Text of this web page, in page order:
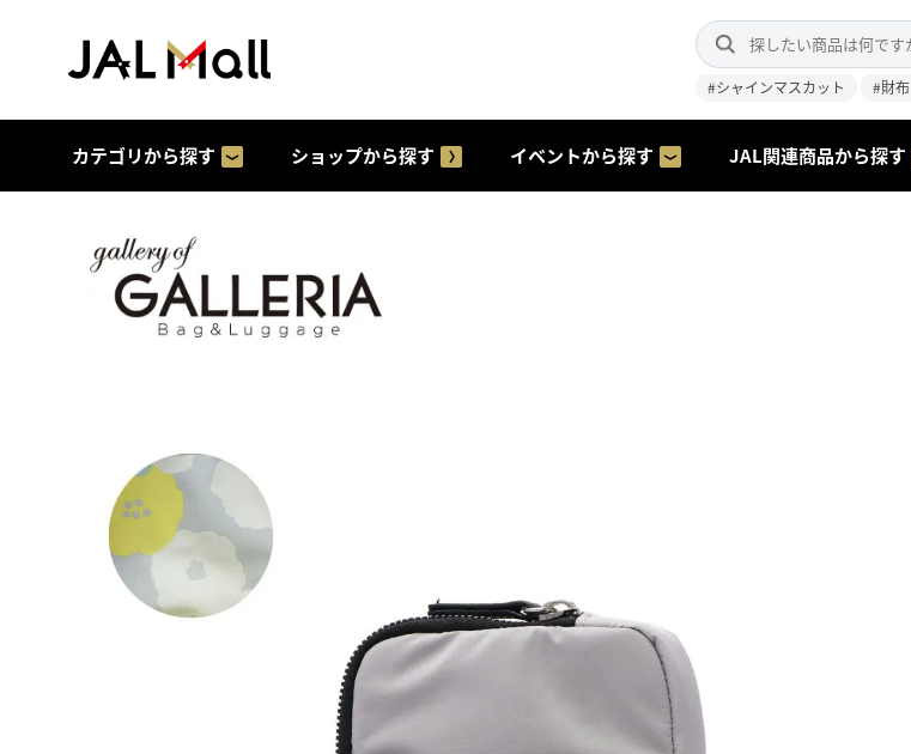
#シャインマスカット #財布
カテゴリから探す ショップから探す イベントから探す JAL関連商品から探す